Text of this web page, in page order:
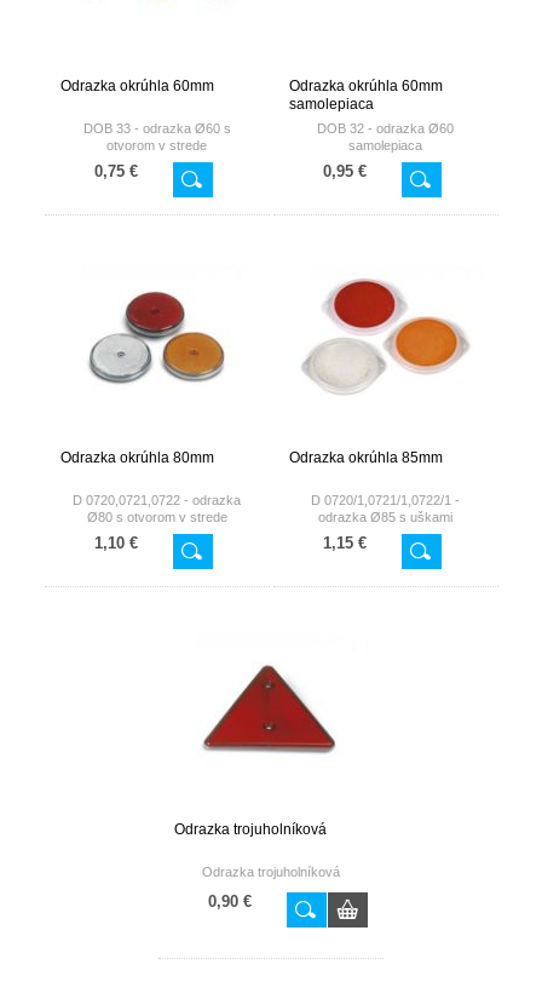
Odrazka okrúhla 60mm
DOB 33 - odrazka Ø60 s
otvorom v strede
0,75 €
Odrazka okrúhla 60mm
samolepiaca
DOB 32 - odrazka Ø60
samolepiaca
0,95 €
Odrazka okrúhla 80mm
D 0720,0721,0722 - odrazka
Ø80 s otvorom v strede
1,10 €
Odrazka okrúhla 85mm
D 0720/1,0721/1,0722/1 -
odrazka Ø85 s uškami
1,15 €
Odrazka trojuholníková
Odrazka trojuholníková
0,90 €